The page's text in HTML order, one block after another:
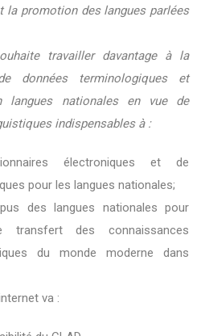
la promotion des langues parlées
travailler davantage à la
données terminologiques et
langues nationales en vue de
indispensables à :
électroniques et de
pour les langues nationales;
des langues nationales pour
transfert des connaissances
du monde moderne dans
va :